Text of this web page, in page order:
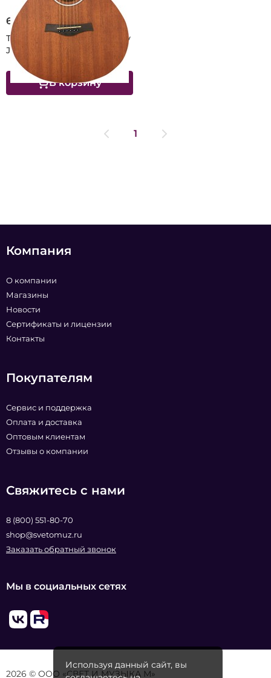
Тревел гитара AUGUSTO by
JAWA Route-2
6 000 ₽
В корзину
1
Компания
О компании
Магазины
Новости
Сертификаты и лицензии
Контакты
Покупателям
Сервис и поддержка
Оплата и доставка
Оптовым клиентам
Отзывы о компании
Свяжитесь с нами
8 (800) 551-80-70
shop@svetomuz.ru
Заказать обратный звонок
Мы в социальных сетях
2026 © ООО «СВЕТ И МУЗЫКА М»
Используя данный сайт, вы